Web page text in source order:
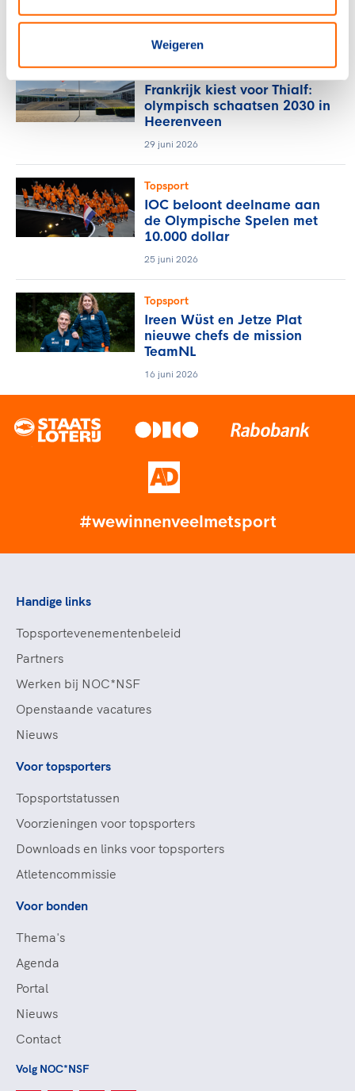
Weigeren
NOC*NSF
Frankrijk kiest voor Thialf:
olympisch schaatsen 2030 in
Heerenveen
29 juni 2026
Topsport
IOC beloont deelname aan
de Olympische Spelen met
10.000 dollar
25 juni 2026
Topsport
Ireen Wüst en Jetze Plat
nieuwe chefs de mission
TeamNL
16 juni 2026
#wewinnenveelmetsport
Handige links
Topsportevenementenbeleid
Partners
Werken bij NOC*NSF
Openstaande vacatures
Nieuws
Voor topsporters
Topsportstatussen
Voorzieningen voor topsporters
Downloads en links voor topsporters
Atletencommissie
Voor bonden
Thema's
Agenda
Portal
Nieuws
Contact
Volg NOC*NSF